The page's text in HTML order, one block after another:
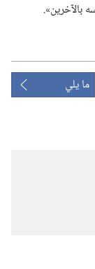
بالآخرين».‏
ما يلي